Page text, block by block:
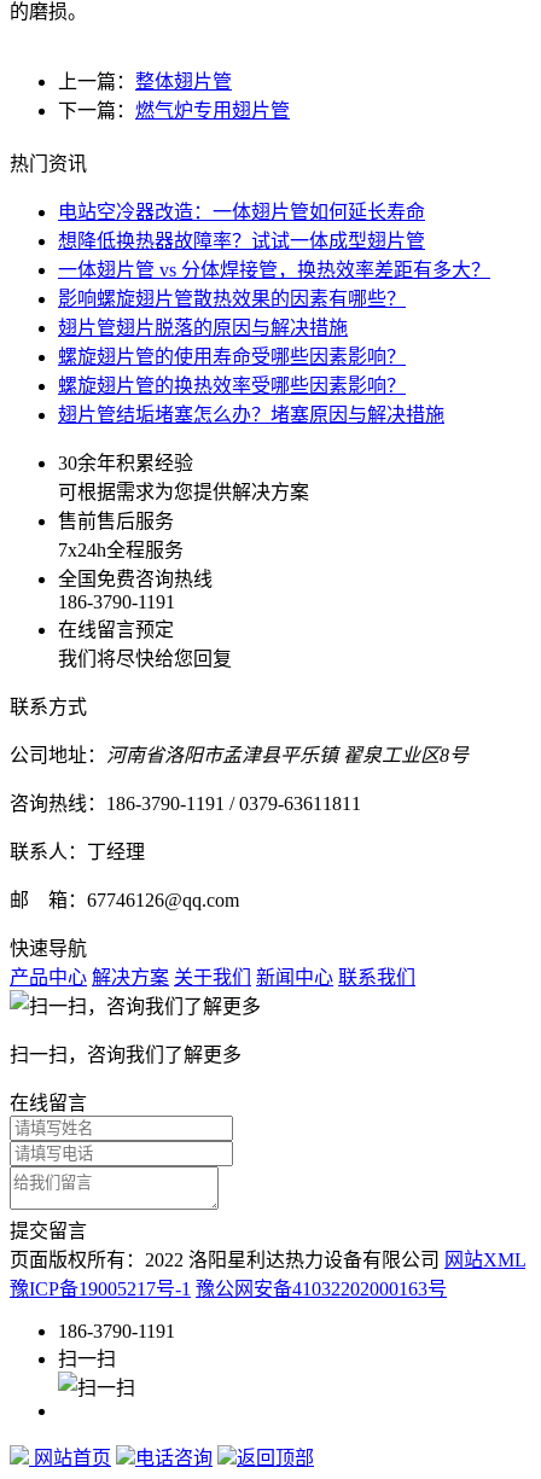
的磨损。
上一篇： 整体翅片管
下一篇： 燃气炉专用翅片管
热门资讯
电站空冷器改造：一体翅片管如何延长寿命
想降低换热器故障率？试试一体成型翅片管
一体翅片管 vs 分体焊接管，换热效率差距有多大？
影响螺旋翅片管散热效果的因素有哪些？
翅片管翅片脱落的原因与解决措施
螺旋翅片管的使用寿命受哪些因素影响？
螺旋翅片管的换热效率受哪些因素影响？
翅片管结垢堵塞怎么办？堵塞原因与解决措施
30余年积累经验
可根据需求为您提供解决方案
售前售后服务
7x24h全程服务
全国免费咨询热线
186-3790-1191
在线留言预定
我们将尽快给您回复
联系方式
公司地址： 河南省洛阳市孟津县平乐镇 翟泉工业区8号
咨询热线：186-3790-1191 / 0379-63611811
联系人：丁经理
邮 箱：67746126@qq.com
快速导航
产品中心 解决方案 关于我们 新闻中心 联系我们
扫一扫，咨询我们了解更多
在线留言
提交留言
页面版权所有：2022 洛阳星利达热力设备有限公司 网站XML
豫ICP备19005217号-1 豫公网安备41032202000163号
186-3790-1191
扫一扫
网站首页 电话咨询 返回顶部